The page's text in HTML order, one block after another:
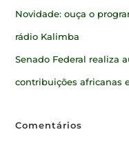
Novidade: ouça o
rádio Kalimba
Senado Federal realiza
contribuições africanas
Comentários